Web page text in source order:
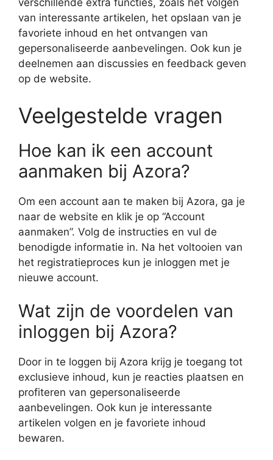
verschillende extra functies, zoals het volgen
van interessante artikelen, het opslaan van je
favoriete inhoud en het ontvangen van
gepersonaliseerde aanbevelingen. Ook kun je
deelnemen aan discussies en feedback geven
op de website.
Veelgestelde vragen
Hoe kan ik een account
aanmaken bij Azora?
Om een account aan te maken bij Azora, ga je
naar de website en klik je op “Account
aanmaken”. Volg de instructies en vul de
benodigde informatie in. Na het voltooien van
het registratieproces kun je inloggen met je
nieuwe account.
Wat zijn de voordelen van
inloggen bij Azora?
Door in te loggen bij Azora krijg je toegang tot
exclusieve inhoud, kun je reacties plaatsen en
profiteren van gepersonaliseerde
aanbevelingen. Ook kun je interessante
artikelen volgen en je favoriete inhoud
bewaren.